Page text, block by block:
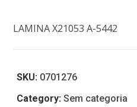
LAMINA X21053 A-5442
SKU: 0701276
Category:Sem categoria